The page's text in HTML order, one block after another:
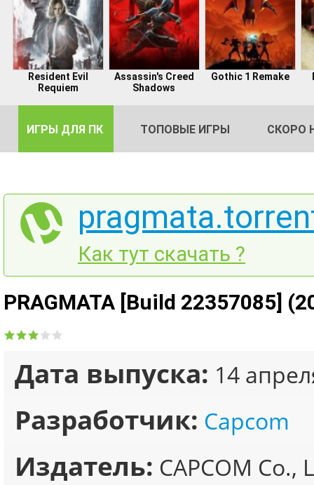
Resident Evil
Requiem
Assassin's Creed
Shadows
Gothic 1 Remake
ИГРЫ ДЛЯ ПК ТОПОВЫЕ ИГРЫ СКОРО
Как тут скачать ?
PRAGMATA [Build 22357085]
Дата выпуска: 14
Разработчик: Capcom
Издатель: CAPCOM Co.,